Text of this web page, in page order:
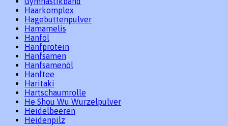
Haarkomplex
Hagebuttenpulver
Hamamelis
Hanföl
Hanfprotein
Hanfsamen
Hanfsamenöl
Hanftee
Haritaki
Hartschaumrolle
He Shou Wu Wurzelpulver
Heidelbeeren
Heidenpilz